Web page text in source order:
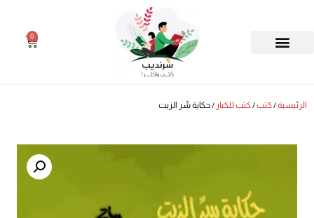
0
الرئيسية/كتب/كتب للكبار / حكاية سِّر الزيت